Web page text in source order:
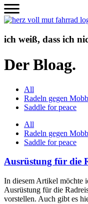
Zum
Inhalt
wechseln
ich weiß, dass ich
Der Bloag.
All
Radeln gegen
Saddle for peace
All
Radeln gegen
Saddle for peace
Ausrüstung für die
In diesem Artikel möchte
Ausrüstung für die
vorstellen. Auch gibt es